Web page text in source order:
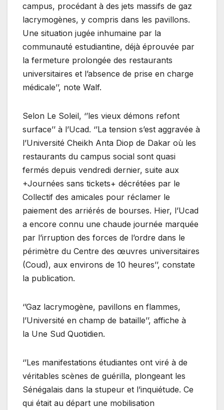
campus, procédant à des jets massifs de gaz
lacrymogènes, y compris dans les pavillons.
Une situation jugée inhumaine par la
communauté estudiantine, déjà éprouvée par
la fermeture prolongée des restaurants
universitaires et l’absence de prise en charge
médicale’’, note Walf.
Selon Le Soleil, ‘’les vieux démons refont
surface’’ à l’Ucad. ‘’La tension s’est aggravée à
l’Université Cheikh Anta Diop de Dakar où les
restaurants du campus social sont quasi
fermés depuis vendredi dernier, suite aux
+Journées sans tickets+ décrétées par le
Collectif des amicales pour réclamer le
paiement des arriérés de bourses. Hier, l’Ucad
a encore connu une chaude journée marquée
par l’irruption des forces de l’ordre dans le
périmètre du Centre des œuvres universitaires
(Coud), aux environs de 10 heures’’, constate
la publication.
‘’Gaz lacrymogène, pavillons en flammes,
l’Université en champ de bataille’’, affiche à
la Une Sud Quotidien.
‘’Les manifestations étudiantes ont viré à de
véritables scènes de guérilla, plongeant les
Sénégalais dans la stupeur et l’inquiétude. Ce
qui était au départ une mobilisation